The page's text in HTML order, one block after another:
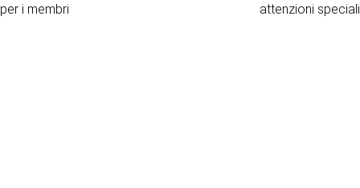
per i membri
attenzioni speciali